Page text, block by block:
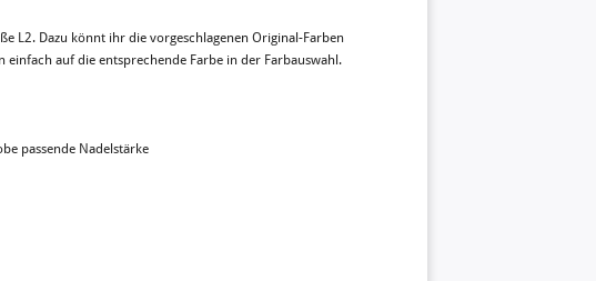
L2. Dazu könnt ihr die vorgeschlagenen Original-Farben
auf die entsprechende Farbe in der Farbauswahl.
passende Nadelstärke